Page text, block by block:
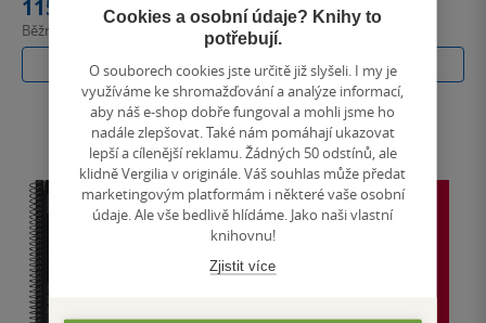
115 Kč
Běžně
Do košíku
178 Kč
Běžně
Do košíku
Cookies a osobní údaje? Knihy to
potřebují.
O souborech cookies jste určitě již slyšeli. I my je
využíváme ke shromažďování a analýze informací,
aby náš e-shop dobře fungoval a mohli jsme ho
nadále zlepšovat. Také nám pomáhají ukazovat
lepší a cílenější reklamu. Žádných 50 odstínů, ale
klidně Vergilia v originále. Váš souhlas může předat
marketingovým platformám i některé vaše osobní
údaje. Ale vše bedlivě hlídáme. Jako naši vlastní
knihovnu!
Zjistit více